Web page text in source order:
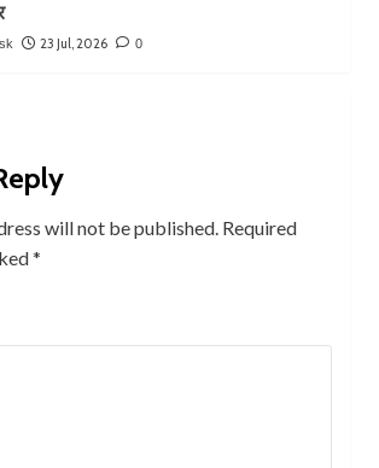
23 Jul, 2026 0
will not be published. Required
*